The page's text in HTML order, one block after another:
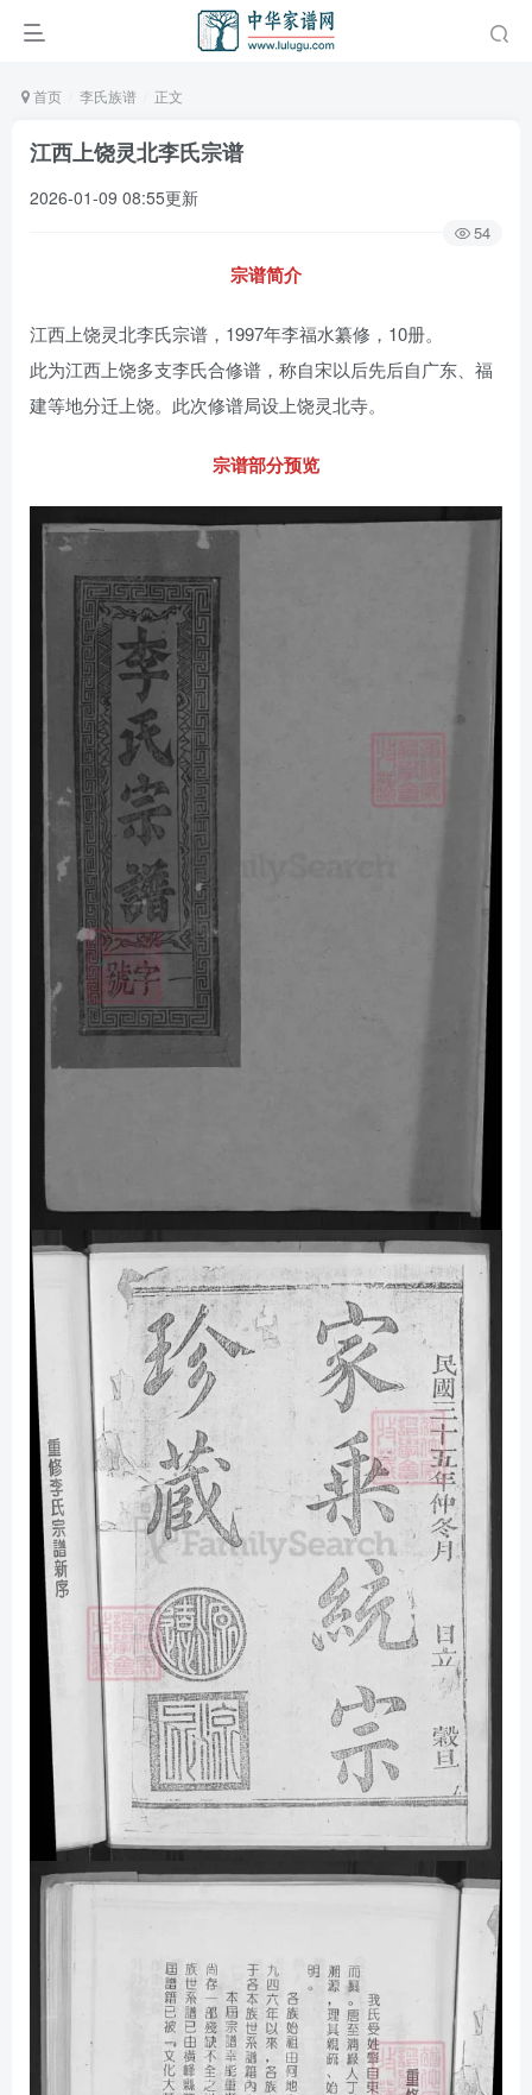
首页 李氏族谱 正文
江西上饶灵北李氏宗谱
2026-01-09 08:55更新
54
宗谱简介
江西上饶灵北李氏宗谱，1997年李福水纂修，10册。
此为江西上饶多支李氏合修谱，称自宋以后先后自广东、福
建等地分迁上饶。此次修谱局设上饶灵北寺。
宗谱部分预览